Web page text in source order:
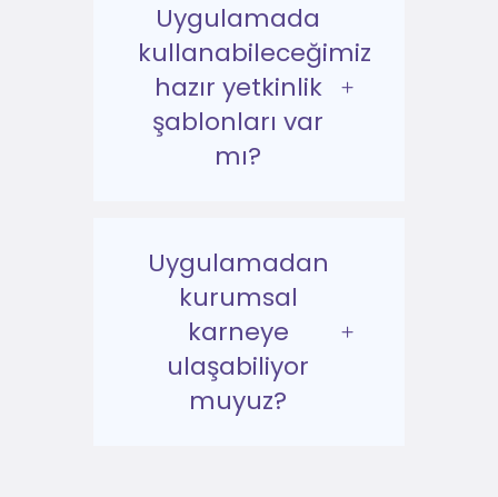
Uygulamada
kullanabileceğimiz
hazır yetkinlik
şablonları var
mı?
Uygulamadan
kurumsal
karneye
ulaşabiliyor
muyuz?